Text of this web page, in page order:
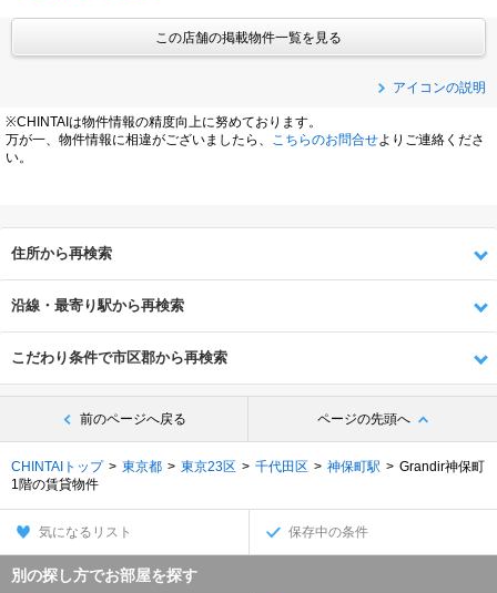
この店舗の掲載物件一覧を見る
アイコンの説明
※CHINTAIは物件情報の精度向上に努めております。
万が一、物件情報に相違がございましたら、
こちらのお問合せよりご連絡くださ
い。
住所から再検索
沿線・最寄り駅から再検索
こだわり条件で市区郡から再検索
前のページへ戻る ページの先頭へ
CHINTAIトップ 東京都 東京23区 千代田区 神保町駅
Grandir神保町
1階の賃貸物件
気になるリスト 保存中の条件
別の探し方でお部屋を探す